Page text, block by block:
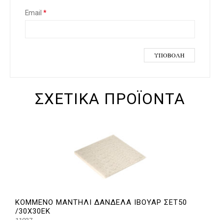
Email *
ΣΧΕΤΙΚΆ ΠΡΟΪΌΝΤΑ
ΚΟΜΜΕΝΟ ΜΑΝΤΗΛΙ ΔΑΝΔΕΛΑ ΙΒΟΥΑΡ ΣΕΤ50
/30Χ30ΕΚ